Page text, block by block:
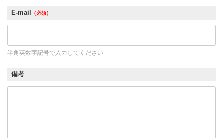
E-mail （必須）
半角英数字記号で入力してください
備考